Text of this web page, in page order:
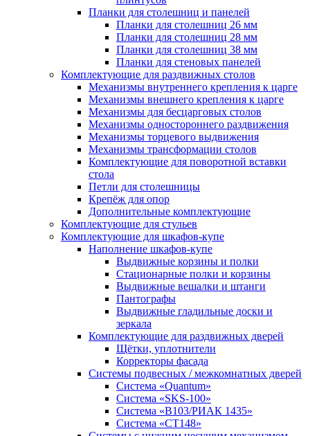
Планки для столешниц и панелей
Планки для столешниц 26 мм
Планки для столешниц 28 мм
Планки для столешниц 38 мм
Планки для стеновых панелей
Комплектующие для раздвижных столов
Механизмы внутреннего крепления к царге
Механизмы внешнего крепления к царге
Механизмы для бесцарговых столов
Механизмы одностороннего раздвижения
Механизмы торцевого выдвижения
Механизмы трансформации столов
Комплектующие для поворотной вставки
стола
Петли для столешницы
Крепёж для опор
Дополнительные комплектующие
Комплектующие для стульев
Комплектующие для шкафов-купе
Наполнение шкафов-купе
Выдвижные корзины и полки
Стационарные полки и корзины
Выдвижные вешалки и штанги
Пантографы
Выдвижные гладильные доски и
зеркала
Комплектующие для раздвижных дверей
Щётки, уплотнители
Корректоры фасада
Системы подвесных / межкомнатных дверей
Система «Quantum»
Система «SKS-100»
Система «B103/РИАК 1435»
Система «СТ148»